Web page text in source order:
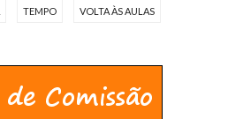
TEMPO VOLTA ÀS AULAS